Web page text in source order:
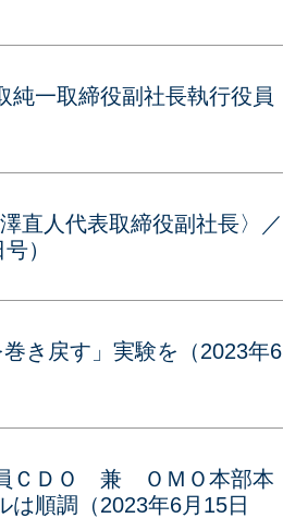
一取締役副社長執行役員
直人代表取締役副社長〉／
）
き戻す」実験を（2023年6
ＣＤＯ 兼 ＯＭＯ本部本
順調（2023年6月15日